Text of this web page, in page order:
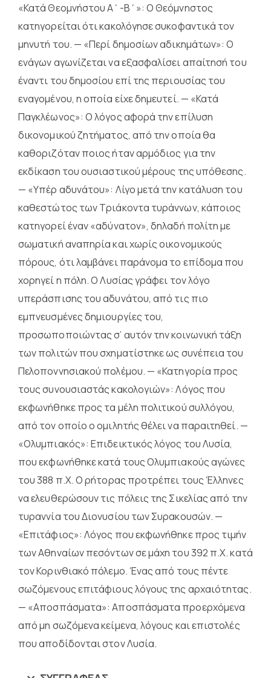
«Κατά Θεομνήστου Α΄-B΄»: Ο Θεόμνηστος
κατηγορείται ότι κακολόγησε συκοφαντικά τον
μηνυτή του. — «Περί δημοσίων αδικημάτων»: Ο
ενάγων αγωνίζεται να εξασφαλίσει απαίτησή του
έναντι του δημοσίου επί της περιουσίας του
εναγομένου, η οποία είχε δημευτεί. — «Κατά
Παγκλέωνος»: Ο λόγος αφορά την επίλυση
δικονομικού ζητήματος, από την οποία θα
καθοριζόταν ποιος ήταν αρμόδιος για την
εκδίκαση του ουσιαστικού μέρους της υπόθεσης.
— «Υπέρ αδυνάτου»: Λίγο μετά την κατάλυση του
καθεστώτος των Τριάκοντα τυράννων, κάποιος
κατηγορεί έναν «αδύνατον», δηλαδή πολίτη με
σωματική αναπηρία και χωρίς οικονομικούς
πόρους, ότι λαμβάνει παράνομα το επίδομα που
χορηγεί η πόλη. Ο Λυσίας γράφει τον λόγο
υπεράσπισης του αδυνάτου, από τις πιο
εμπνευσμένες δημιουργίες του,
προσωποποιώντας σ’ αυτόν την κοινωνική τάξη
των πολιτών που σχηματίστηκε ως συνέπεια του
Πελοποννησιακού πολέμου. — «Κατηγορία προς
τους συνουσιαστάς κακολογιών»: Λόγος που
εκφωνήθηκε προς τα μέλη πολιτικού συλλόγου,
από τον οποίο ο ομιλητής θέλει να παραιτηθεί. —
«Ολυμπιακός»: Επιδεικτικός λόγος του Λυσία,
που εκφωνήθηκε κατά τους Ολυμπιακούς αγώνες
του 388 π.Χ. Ο ρήτορας προτρέπει τους Έλληνες
να ελευθερώσουν τις πόλεις της Σικελίας από την
τυραννία του Διονυσίου των Συρακουσών. —
«Επιτάφιος»: Λόγος που εκφωνήθηκε προς τιμήν
των Αθηναίων πεσόντων σε μάχη του 392 π.Χ. κατά
τον Κορινθιακό πόλεμο. Ένας από τους πέντε
σωζόμενους επιτάφιους λόγους της αρχαιότητας.
— «Αποσπάσματα»: Αποσπάσματα προερχόμενα
από μη σωζόμενα κείμενα, λόγους και επιστολές
που αποδίδονται στον Λυσία.